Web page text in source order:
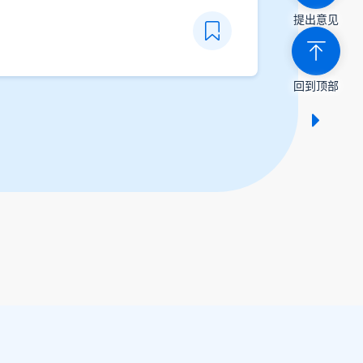
提出意见
回到顶部